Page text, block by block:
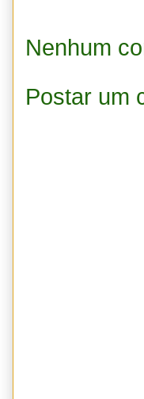
Nenhum
Postar um